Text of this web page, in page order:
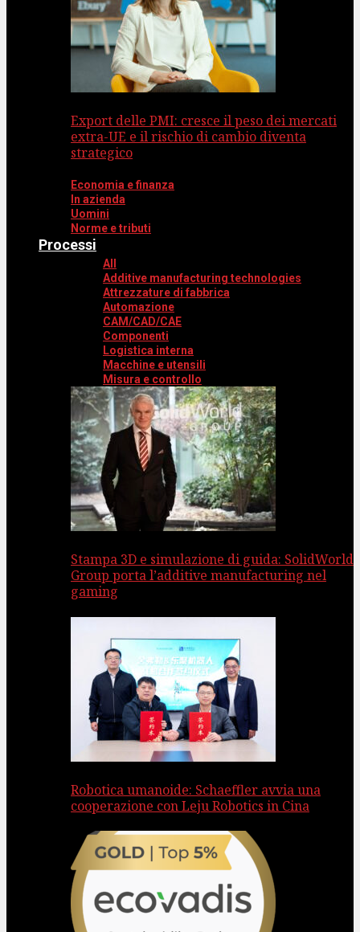
Export delle PMI: cresce il peso dei mercati
extra-UE e il rischio di cambio diventa
strategico
Economia e finanza
In azienda
Uomini
Norme e tributi
Processi
All
Additive manufacturing technologies
Attrezzature di fabbrica
Automazione
CAM/CAD/CAE
Componenti
Logistica interna
Macchine e utensili
Misura e controllo
Stampa 3D e simulazione di guida: SolidWorld
Group porta l’additive manufacturing nel
gaming
Robotica umanoide: Schaeffler avvia una
cooperazione con Leju Robotics in Cina